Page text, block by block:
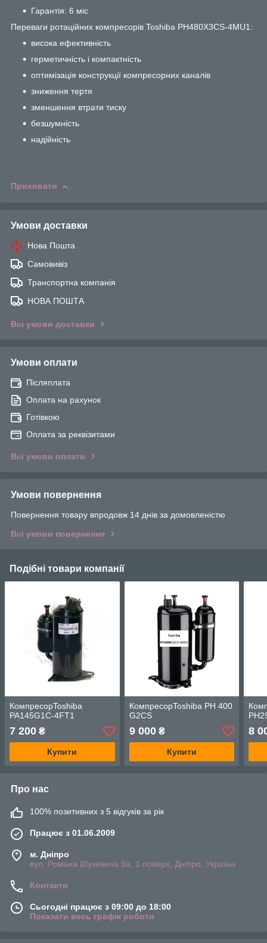
Гарантія: 6 міс
Переваги ротаційних компресорів Toshiba PH480X3CS-4MU1:
висока ефективність
герметичність і компактність
оптимізація конструкції компресорних каналів
зниження тертя
зменшення втрати тиску
безшумність
надійність
Приховати
Умови доставки
Нова Пошта
Самовивіз
Транспортна компанія
НОВА ПОШТА
Всі умови доставки
Умови оплати
Післяплата
Оплата на рахунок
Готівкою
Оплата за реквізитами
Всі умови оплати
Умови повернення
Повернення товару впродовж 14 днів за домовленістю
Всі умови повернення
Подібні товари компанії
КомпресорToshiba
PA145G1C-4FT1
7 200 ₴
Купити
КомпресорToshiba PH 400
G2CS
9 000₴
Купити
8
Про нас
100% позитивних з 5 відгуків за рік
Працює з 01.06.2009
м. Дніпро
вул. Романа Шухевича 9а, 1 поверх, Дніпро, Україна
Контакти
Сьогодні працює з 09:00 до 18:00
Показати весь графік роботи